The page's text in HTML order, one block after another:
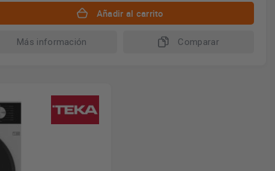
Añadir al carrito
Más información Comparar